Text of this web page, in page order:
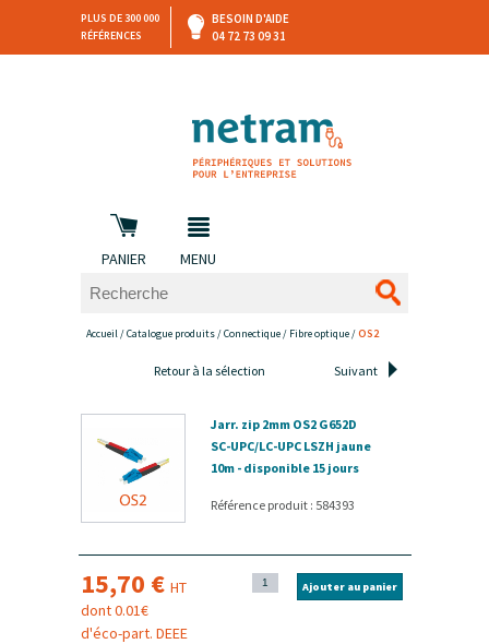
PLUS DE 300 000
RÉFÉRENCES
BESOIN D'AIDE
04 72 73 09 31
PANIER MENU
Accueil/Catalogue produits/Connectique/ Fibre optique/OS2
Retour à la sélection Suivant
Jarr. zip 2mm OS2 G652D
SC-UPC/LC-UPC LSZH jaune
10m - disponible 15 jours
Référence produit : 584393
15,70 € HT
dont 0.01€
d'éco-part. DEEE
Ajouter au panier